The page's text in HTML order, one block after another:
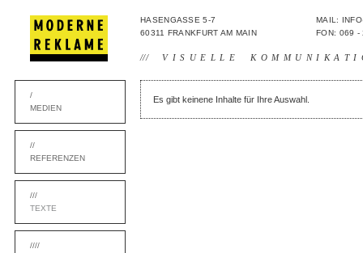
HASENGASSE 5-7
60311 FRANKFURT AM MAIN
MAIL:
FON: 069 -
/// VISUELLE
/
MEDIEN
//
REFERENZEN
///
TEXTE
////
Es gibt keinene Inhalte für Ihre Auswahl.